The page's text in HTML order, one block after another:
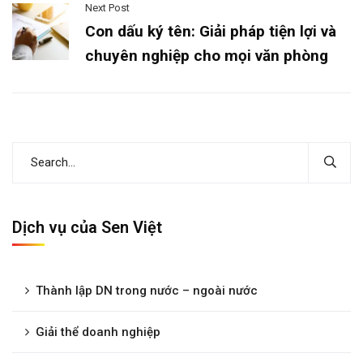
Next Post
Con dấu ký tên: Giải pháp tiện lợi và
chuyên nghiệp cho mọi văn phòng
Dịch vụ của Sen Việt
Thành lập DN trong nước – ngoài nước
Giải thể doanh nghiệp